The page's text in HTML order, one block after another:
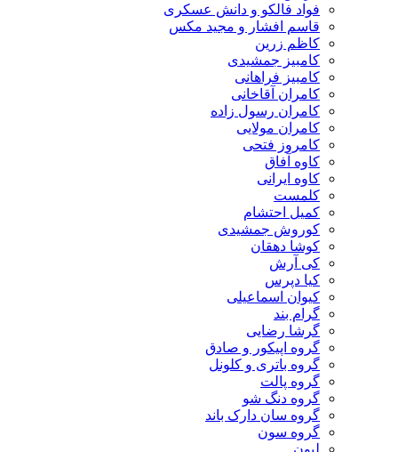
فواد فالکو و دانش عسکری
قاسم افشار و مجید مکس
کاظم زرین
کامبیز جمشیدی
کامبیز فراهانی
کامران آقاخانی
کامران رسول زاده
کامران مولایی
کامروز فتحی
کاوه آفاق
کاوه ایرانی
کلمست
کمیل احتشام
کوروش جمشیدی
کوشا دهقان
کی آرش
کیا دپرس
کیوان اسماعیلی
گرام بند
گرشا رضایی
گروه اپیکور و صادق
گروه باتری و کلونل
گروه پالت
گروه دنگ شو
گروه سان دارک باند
گروه سون